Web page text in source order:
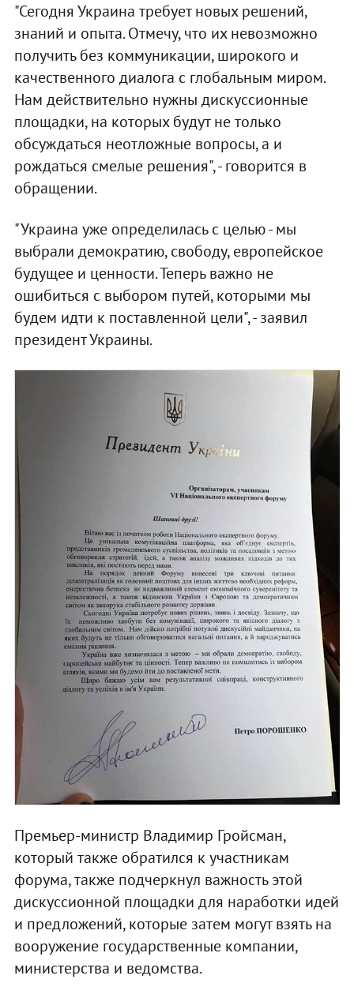
"Сегодня Украина требует новых решений,
знаний и опыта. Отмечу, что их невозможно
получить без коммуникации, широкого и
качественного диалога с глобальным миром.
Нам действительно нужны дискуссионные
площадки, на которых будут не только
обсуждаться неотложные вопросы, а и
рождаться смелые решения", - говорится в
обращении.
"Украина уже определилась с целью - мы
выбрали демократию, свободу, европейское
будущее и ценности. Теперь важно не
ошибиться с выбором путей, которыми мы
будем идти к поставленной цели", - заявил
президент Украины.
Премьер-министр Владимир Гройсман,
который также обратился к участникам
форума, также подчеркнул важность этой
дискуссионной площадки для наработки идей
и предложений, которые затем могут взять на
вооружение государственные компании,
министерства и ведомства.